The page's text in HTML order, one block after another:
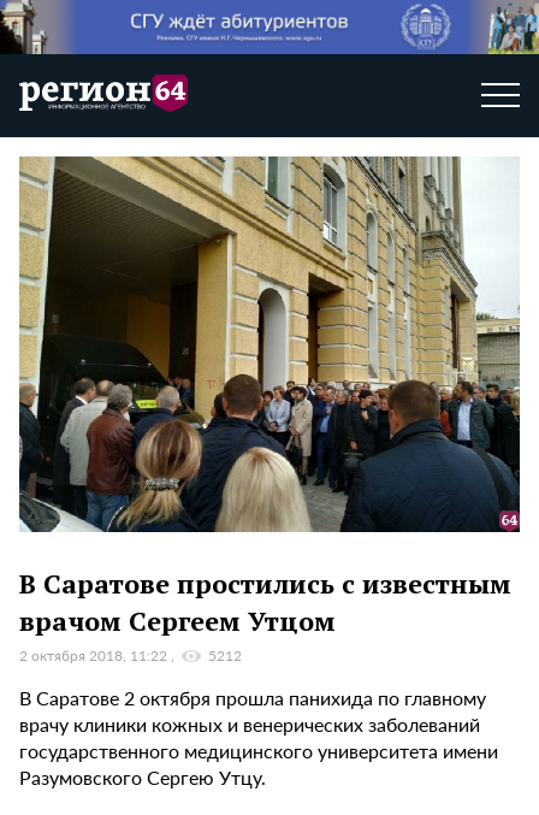
В Саратове простились с известным
врачом Сергеем Утцом
2 октября 2018, 11:22 5212
В Саратове 2 октября прошла панихида по главному
врачу клиники кожных и венерических заболеваний
государственного медицинского университета имени
Разумовского Сергею Утцу.